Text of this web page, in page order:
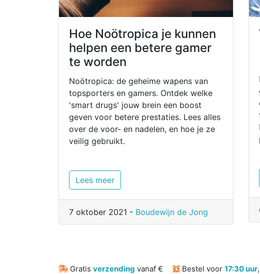
Hoe Noötropica je kunnen
helpen een betere gamer
te worden
Noötropica: de geheime wapens van
topsporters en gamers. Ontdek welke
'smart drugs' jouw brein een boost
geven voor betere prestaties. Lees alles
over de voor- en nadelen, en hoe je ze
veilig gebruikt.
Lees meer
7 oktober 2021 - Boudewijn de Jong
Gratis verzending vanaf €
Bestel voor17:30 uur